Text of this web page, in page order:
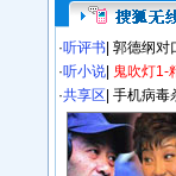
·听评书 郭德纲对
·听小说 鬼吹灯1-
·共享区 手机病毒